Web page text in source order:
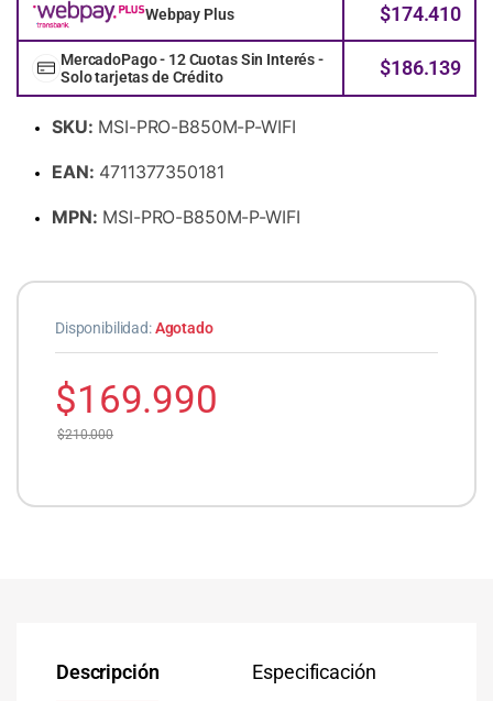
Webpay Plus $174.410
MercadoPago - 12 Cuotas Sin Interés -
Solo tarjetas de Crédito
$186.139
SKU: MSI-PRO-B850M-P-WIFI
EAN: 4711377350181
MPN: MSI-PRO-B850M-P-WIFI
Disponibilidad:Agotado
$169.990
$210.000
Descripción Especificación